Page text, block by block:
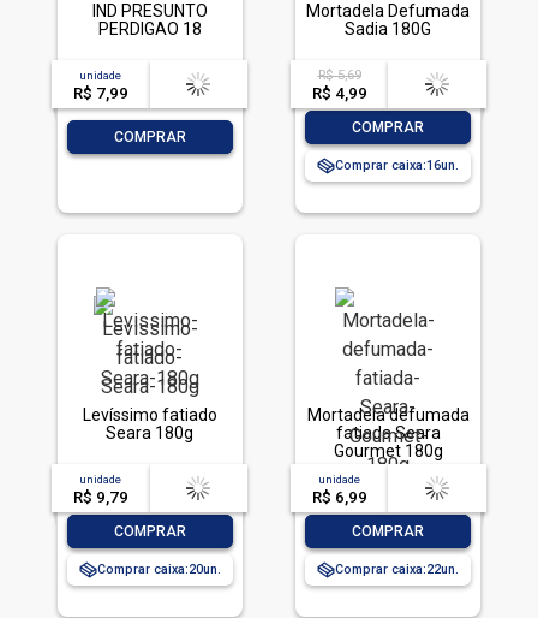
IND PRESUNTO
PERDIGAO 18
unidade
R$ 7,99
acima de
-- --,--un.
COMPRAR
Mortadela Defumada
Sadia 180G
R$ 5,69
R$ 4,99
acima de
-- --,--un.
COMPRAR
Comprar caixa:16
Levíssimo fatiado
Seara 180g
unidade
R$ 9,79
acima de
-- --,--un.
COMPRAR
Comprar caixa:20
Mortadela defumada
fatiada Seara
Gourmet 180g
unidade
R$ 6,99
acima de
-- --,--un.
COMPRAR
Comprar caixa:22